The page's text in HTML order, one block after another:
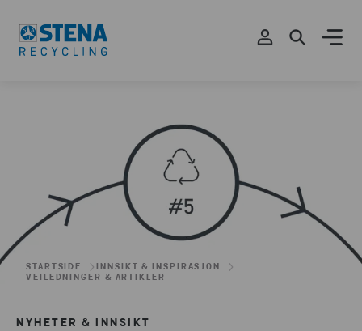
STARTSIDE
INNSIKT & INSPIRASJON
VEILEDNINGER & ARTIKLER
NYHETER & INNSIKT